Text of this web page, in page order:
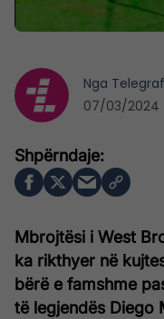
Mbrojtësi i West
ka rikthyer në
bërë e famshme
të legjendës Diego
Nga
07/03/2024